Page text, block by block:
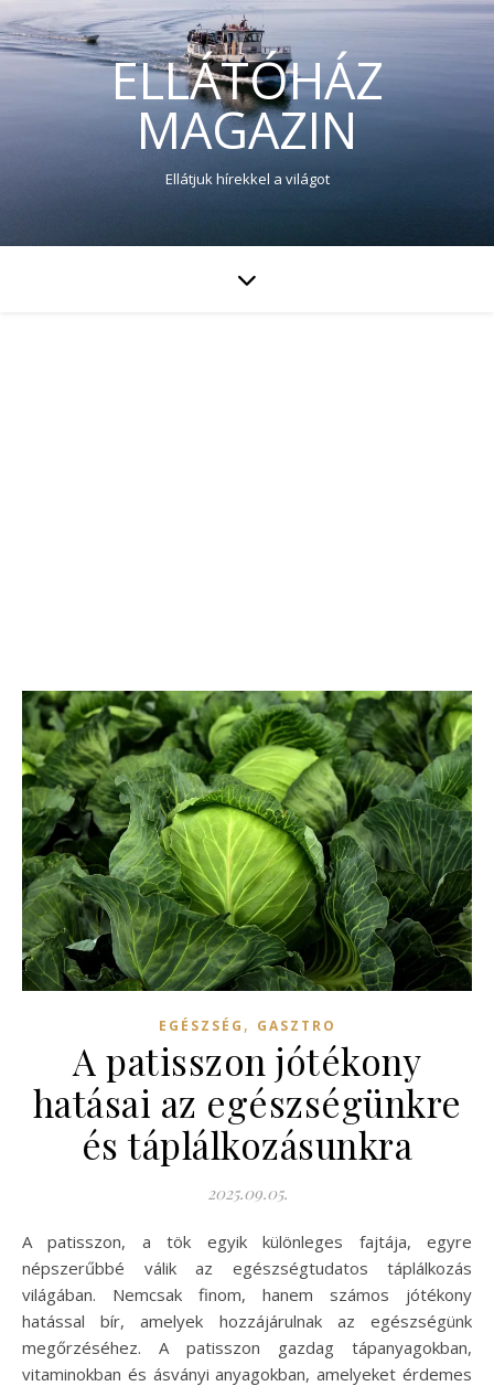
ELLÁTÓHÁZ
MAGAZIN
Ellátjuk hírekkel a világot
EGÉSZSÉG , GASZTRO
A patisszon jótékony
hatásai az egészségünkre
és táplálkozásunkra
2025.09.05.
A patisszon, a tök egyik különleges fajtája, egyre
népszerűbbé válik az egészségtudatos táplálkozás
világában. Nemcsak finom, hanem számos jótékony
hatással bír, amelyek hozzájárulnak az egészségünk
megőrzéséhez. A patisszon gazdag tápanyagokban,
vitaminokban és ásványi anyagokban, amelyeket érdemes